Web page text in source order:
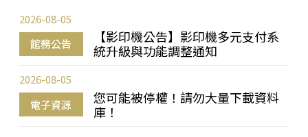
館務公告
【影印機公告】影印機多元支付系
統升級與功能調整通知
2026-08-05
電子資源
您可能被停權！請勿大量下載資料
庫！
2026-08-05